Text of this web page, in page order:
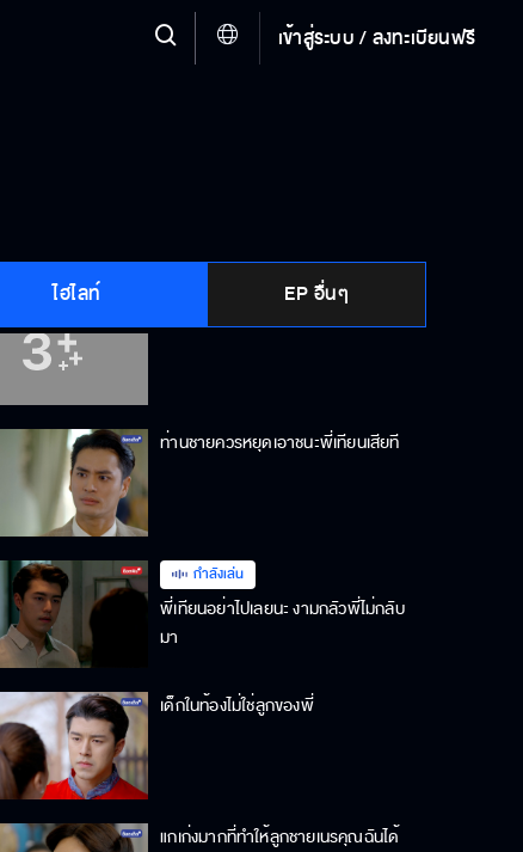
เข้าสู่ระบบ / ลงทะเบียนฟรี
ไฮไลท์ EP อื่นๆ
จะแน่ใจได้ยังไงว่าเด็กในท้องไม่ใช่ลูกไอ้
ท่านชายควรหยุดเอาชนะพี่เทียนเสียที
กำลังเล่น
พี่เทียนอย่าไปเลยนะ งามกลัวพี่ไม่กลับ
มา
เด็กในท้องไม่ใช่ลูกของพี่
แกเก่งมากที่ทำให้ลูกชายเนรคุณฉันได้